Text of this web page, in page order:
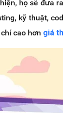
họ sẽ đưa
kỹ thuật,
cao hơn giá